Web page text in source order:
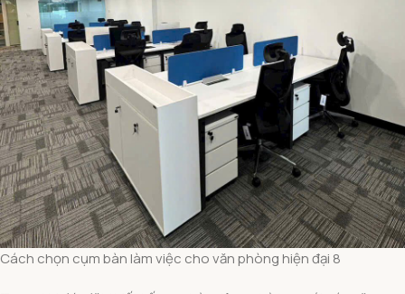
Cách chọn cụm bàn làm việc cho văn phòng hiện đại 8